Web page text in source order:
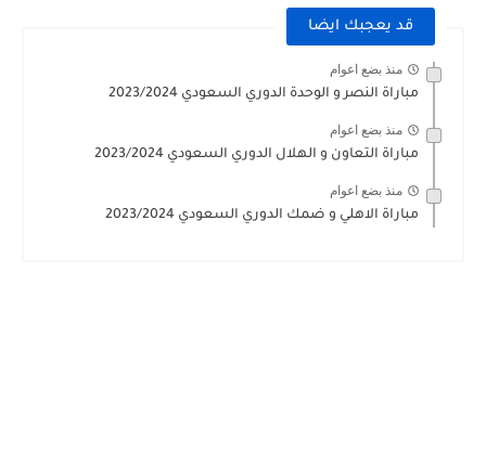
قد يعجبك ايضا
منذ بضع اعوام
مباراة النصر و الوحدة الدوري السعودي 2023/2024
منذ بضع اعوام
مباراة التعاون و الهلال الدوري السعودي 2023/2024
منذ بضع اعوام
مباراة الاهلي و ضمك الدوري السعودي 2023/2024